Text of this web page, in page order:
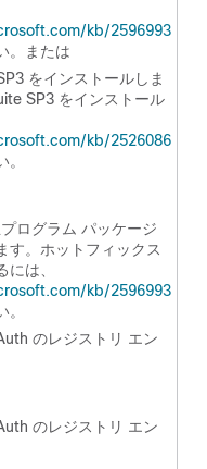
kb/2596993
。または
をインストールしま
SP3 をインストール
kb/2526086
ログラム パッケージ
す。ホットフィックス
には、
kb/2596993
のレジストリ エン
のレジストリ エン